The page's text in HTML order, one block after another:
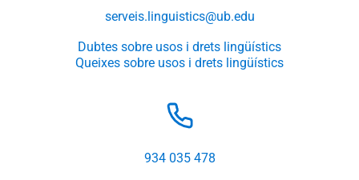
serveis.linguistics@ub.edu
Dubtes sobre usos i drets lingüístics
Queixes sobre usos i drets lingüístics
934 035 478